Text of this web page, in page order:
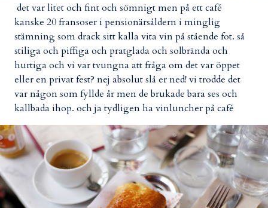
det var litet och fint och sömnigt men på ett café
kanske 20 fransoser i pensionärsåldern i minglig
stämning som drack sitt kalla vita vin på stående fot. så
stiliga och piffiga och pratglada och solbrända och
hurtiga och vi var tvungna att fråga om det var öppet
eller en privat fest? nej absolut slå er ned! vi trodde det
var någon som fyllde år men de brukade bara ses och
kallbada ihop. och ja tydligen ha vinluncher på café